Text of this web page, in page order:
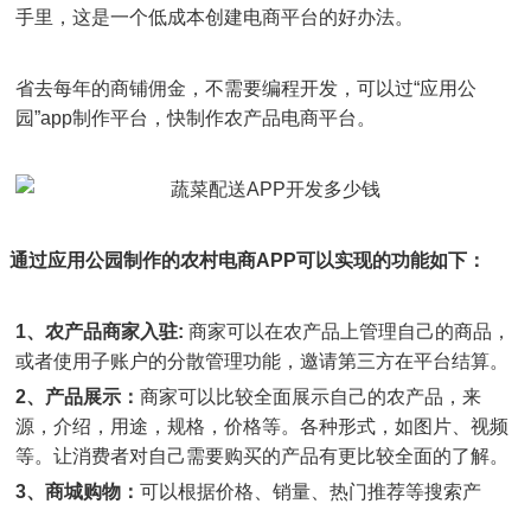
手里，这是一个低成本创建电商平台的好办法。
省去每年的商铺佣金，不需要编程开发，可以过“应用公
园”app制作平台，快制作农产品电商平台。
通过应用公园制作的农村电商APP可以实现的功能如下：
1、农产品商家入驻: 商家可以在农产品上管理自己的商品，
或者使用子账户的分散管理功能，邀请第三方在平台结算。
2、产品展示： 商家可以比较全面展示自己的农产品，来
源，介绍，用途，规格，价格等。各种形式，如图片、视频
等。让消费者对自己需要购买的产品有更比较全面的了解。
3、商城购物： 可以根据价格、销量、热门推荐等搜索产